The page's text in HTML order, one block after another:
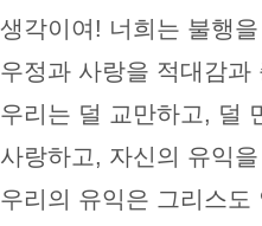
생각이여! 너희는 불행
우정과 사랑을 적대감과
우리는 덜 교만하고, 덜
사랑하고, 자신의 유익
우리의 유익은 그리스도